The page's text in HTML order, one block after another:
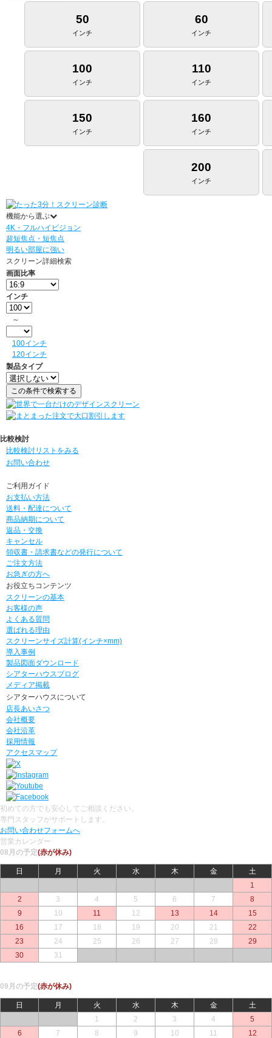
50
インチ
60
インチ
100
インチ
110
インチ
150
インチ
160
インチ
200
インチ
機能から選ぶ
4K・フルハイビジョン
超短焦点・短焦点
明るい部屋に強い
スクリーン詳細検索
画面比率
インチ
～
100インチ
120インチ
製品タイプ
比較検討
比較検討リストをみる
お問い合わせ
ご利用ガイド
お支払い方法
送料・配達について
商品納期について
返品・交換
キャンセル
領収書・請求書などの発行について
ご注文方法
お急ぎの方へ
お役立ちコンテンツ
スクリーンの基本
お客様の声
よくある質問
選ばれる理由
スクリーンサイズ計算(インチ×mm)
導入事例
製品図面ダウンロード
シアターハウスブログ
メディア掲載
シアターハウスについて
店長あいさつ
会社概要
会社沿革
採用情報
アクセスマップ
初めての方でも安心してご相談ください。
専門スタッフがサポートします。
お問い合わせフォームへ
営業カレンダー
08月の予定(赤が休み)
日 月 火 水 木 金
土
1
2
3 4 5 6 7
8
9
10 11 12 13 14
15
16
17 18 19 20 21
22
23
24 25 26 27 28
29
30
31
09月の予定(赤が休み)
日 月 火 水 木 金
土
1 2 3 4
5
6
7 8 9 10 11 12